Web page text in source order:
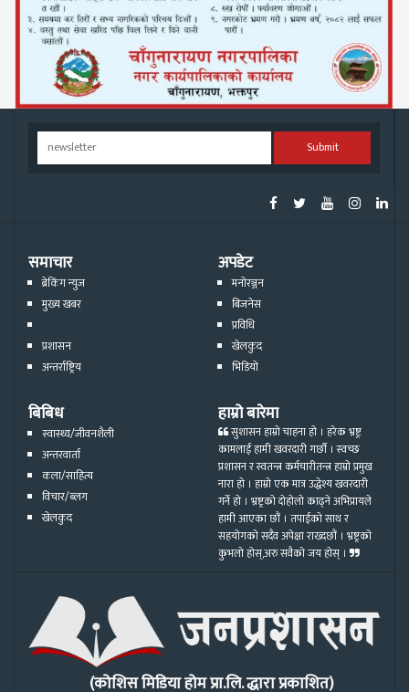
Submit
समाचार
ब्रेकिंग न्युज
मुख्य खबर
प्रशासन
अन्तर्राष्ट्रिय
अपडेट
मनोरञ्जन
बिजनेस
प्रविधि
खेलकुद
भिडियो
बिबिध
स्वास्थ्य/जीवनशैली
अन्तरवार्ता
कला/साहित्य
विचार/ब्लग
खेलकुद
हाम्रो बारेमा
सुशासन हाम्रो चाहना हो । हरेक भ्रष्ट्र
कामलाई हामी खवरदारी गर्छौ । स्वच्छ
प्रशासन र स्वतन्त्र कर्मचारीतन्त्र हाम्रो प्रमुख
नारा हो । हाम्रो एक मात्र उद्धेश्य खवरदारी
गर्ने हो । भ्रष्ट्रको दोहोलो काढ्ने अभिप्रायले
हामी आएका छौं । तपाईको साथ र
सहयोगको सदैव अपेक्षा राख्दछौं । भ्रष्ट्रको
कुभलो होस्,अरु सवैको जय होस् ।
(कोशिस मिडिया होम प्रा.लि. द्धारा प्रकाशित)